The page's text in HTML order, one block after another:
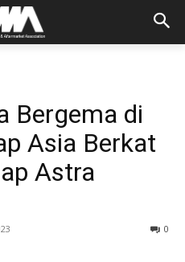
Bergema di
Asia Berkat
Astra
0